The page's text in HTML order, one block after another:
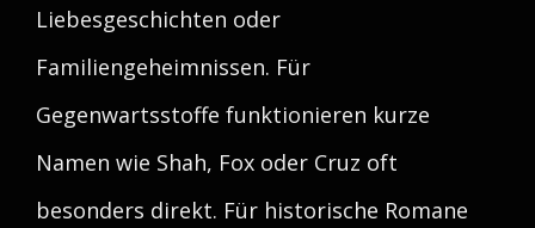
Liebesgeschichten oder
Familiengeheimnissen. Für
Gegenwartsstoffe funktionieren kurze
Namen wie Shah, Fox oder Cruz oft
besonders direkt. Für historische Romane